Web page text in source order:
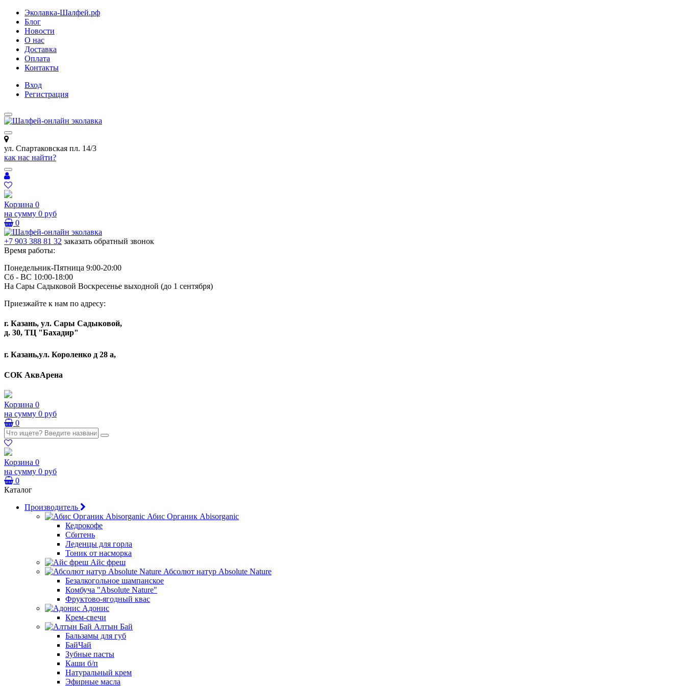
Эколавка-Шалфей.рф
Блог
Новости
О нас
Доставка
Оплата
Контакты
Вход
Регистрация
ул. Спартаковская пл. 14/3
как нас найти?
Корзина 0
на сумму 0 руб
0
+7 903 388 81 32 заказать обратный звонок
Время работы:
Понедельник-Пятница 9:00-20:00
Сб - ВС 10:00-18:00
На Сары Садыковой Воскресенье выходной (до 1 сентября)
Приезжайте к нам по адресу:
г. Казань, ул. Сары Садыковой,
д. 30, ТЦ "Бахадир"
г. Казань,ул. Короленко д 28 а,
СОК АквАрена
Корзина 0
на сумму 0 руб
0
Корзина 0
на сумму 0 руб
0
Каталог
Производитель
Абис Органик Abisorganic
Кедрокофе
Сбитень
Леденцы для горла
Тоник от насморка
Айс фреш
Абсолют натур Absolute Nature
Безалкогольное шампанское
Комбуча "Absolute Nature"
Фруктово-ягодный квас
Адонис
Крем-свечи
Алтын Бай
Бальзамы для губ
БайЧай
Зубные пасты
Каши б/п
Натуральный крем
Эфирные масла